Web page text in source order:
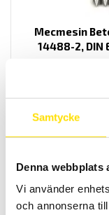
Samtycke
Denna webbplats
Vi använder
och annonserna
Mecmesin
14488-2, DIN
Reservspetsar